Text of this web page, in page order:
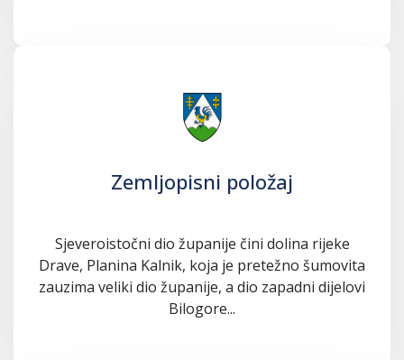
Zemljopisni položaj
Sjeveroistočni dio županije čini dolina rijeke
Drave, Planina Kalnik, koja je pretežno šumovita
zauzima veliki dio županije, a dio zapadni dijelovi
Bilogore...